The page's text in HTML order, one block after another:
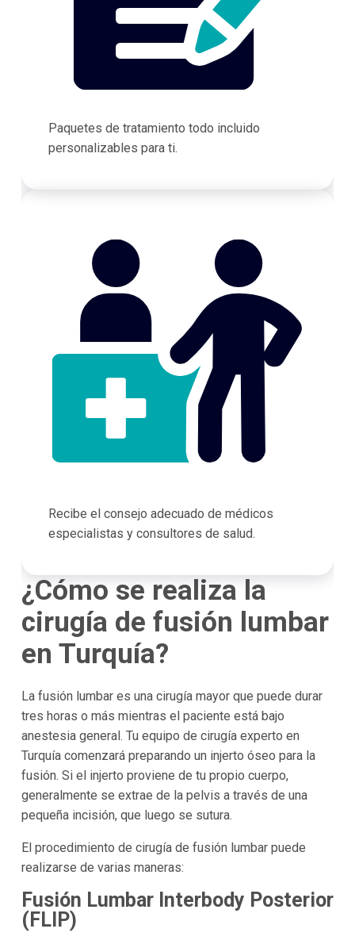
Paquetes de tratamiento todo incluido
personalizables para ti.
Recibe el consejo adecuado de médicos
especialistas y consultores de salud.
¿Cómo se realiza la
cirugía de fusión lumbar
en Turquía?
La fusión lumbar es una cirugía mayor que puede durar
tres horas o más mientras el paciente está bajo
anestesia general. Tu equipo de cirugía experto en
Turquía comenzará preparando un injerto óseo para la
fusión. Si el injerto proviene de tu propio cuerpo,
generalmente se extrae de la pelvis a través de una
pequeña incisión, que luego se sutura.
El procedimiento de cirugía de fusión lumbar puede
realizarse de varias maneras:
Fusión Lumbar Interbody Posterior
(FLIP)